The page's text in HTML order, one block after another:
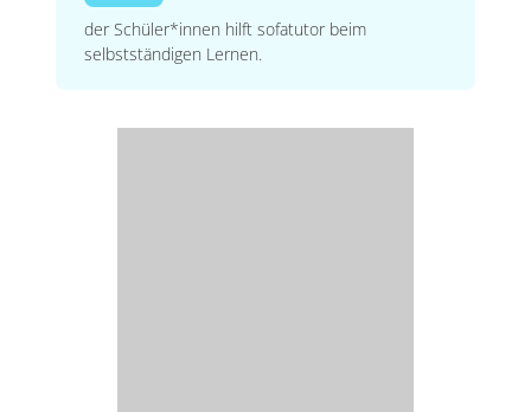
der Schüler*innen hilft sofatutor beim
selbstständigen Lernen.